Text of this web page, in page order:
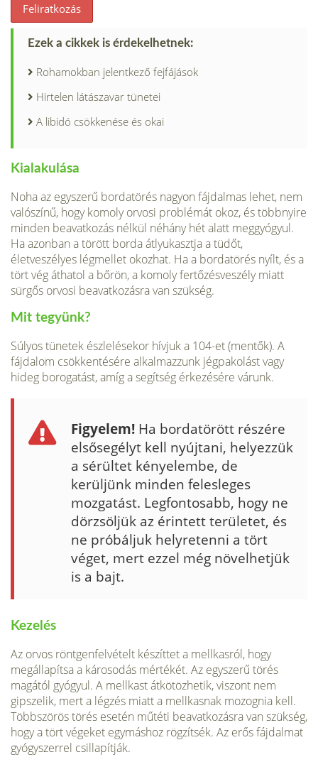
Ezek a cikkek is érdekelhetnek:
Rohamokban jelentkező fejfájások
Hirtelen látászavar tünetei
A libidó csökkenése és okai
Kialakulása
Noha az egyszerű bordatörés nagyon fájdalmas lehet, nem
valószínű, hogy komoly orvosi problémát okoz, és többnyire
minden beavatkozás nélkül néhány hét alatt meggyógyul.
Ha azonban a törött borda átlyukasztja a tüdőt,
életveszélyes légmellet okozhat. Ha a bordatörés nyílt, és a
tört vég áthatol a bőrön, a komoly fertőzésveszély miatt
sürgős orvosi beavatkozásra van szükség.
Mit tegyünk?
Súlyos tünetek észlelésekor hívjuk a 104-et (mentők). A
fájdalom csökkentésére alkalmazzunk jégpakolást vagy
hideg borogatást, amíg a segítség érkezésére várunk.
Figyelem! Ha bordatörött részére
elsősegélyt kell nyújtani, helyezzük
a sérültet kényelembe, de
kerüljünk minden felesleges
mozgatást. Legfontosabb, hogy ne
dörzsöljük az érintett területet, és
ne próbáljuk helyretenni a tört
véget, mert ezzel még növelhetjük
is a bajt.
Kezelés
Az orvos röntgenfelvételt készíttet a mellkasról, hogy
megállapítsa a károsodás mértékét. Az egyszerű törés
magától gyógyul. A mellkast átkötözhetik, viszont nem
gipszelik, mert a légzés miatt a mellkasnak mozognia kell.
Többszörös törés esetén műtéti beavatkozásra van szükség,
hogy a tört végeket egymáshoz rögzítsék. Az erős fájdalmat
gyógyszerrel csillapítják.